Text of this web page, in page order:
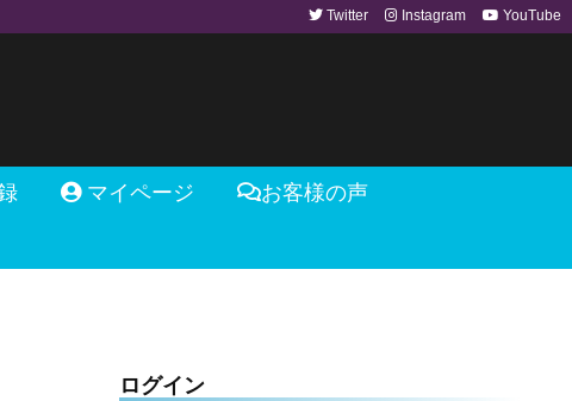
マイページ お客様の声
Twitter Instagram YouTube
ログイン